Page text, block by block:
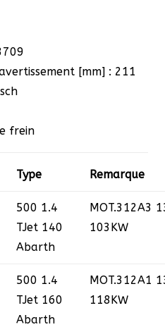
[mm] : 211
frein
Type Remarque
500 1.4
TJet 140
Abarth
MOT.312A3
103KW
500 1.4
TJet 160
Abarth
MOT.312A1
118KW